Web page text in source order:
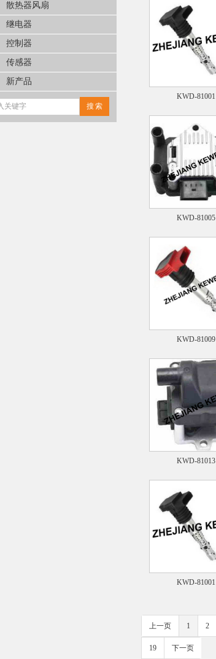
散热器风扇
继电器
控制器
传感器
新产品
KWD-81001
KWD-81005
KWD-81009
KWD-81013
KWD-81001
上一页 1 2
19 下一页